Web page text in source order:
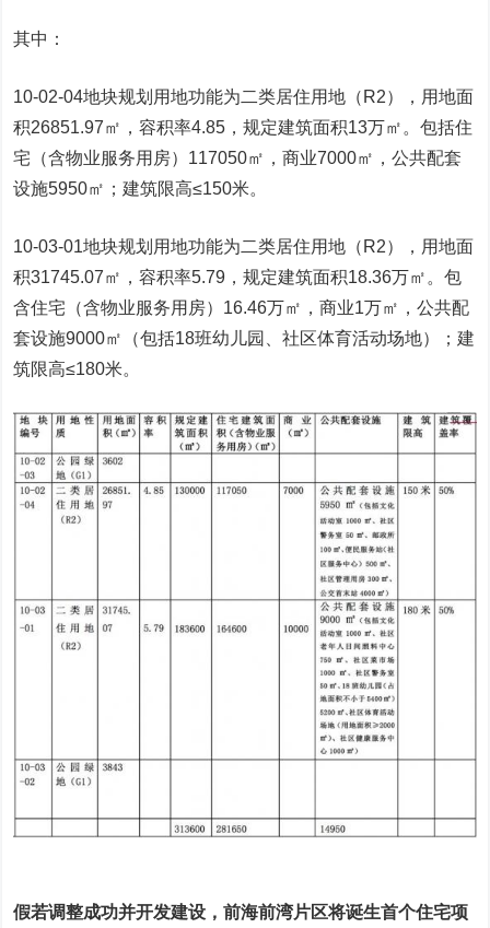
其中：
10-02-04地块规划用地功能为二类居住用地（R2），用地面
积26851.97㎡，容积率4.85，规定建筑面积13万㎡。包括住
宅（含物业服务用房）117050㎡，商业7000㎡，公共配套
设施5950㎡；建筑限高≤150米。
10-03-01地块规划用地功能为二类居住用地（R2），用地面
积31745.07㎡，容积率5.79，规定建筑面积18.36万㎡。包
含住宅（含物业服务用房）16.46万㎡，商业1万㎡，公共配
套设施9000㎡（包括18班幼儿园、社区体育活动场地）；建
筑限高≤180米。
假若调整成功并开发建设，前海前湾片区将诞生首个住宅项